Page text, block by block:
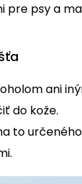
pre psy a
ani
do kože.
to